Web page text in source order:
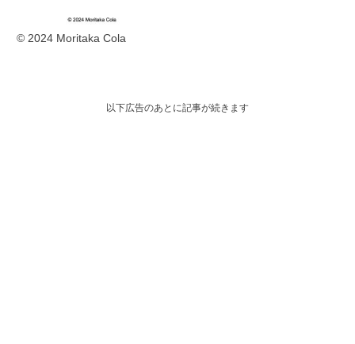
© 2024 Moritaka Cola
以下広告のあとに記事が続きます